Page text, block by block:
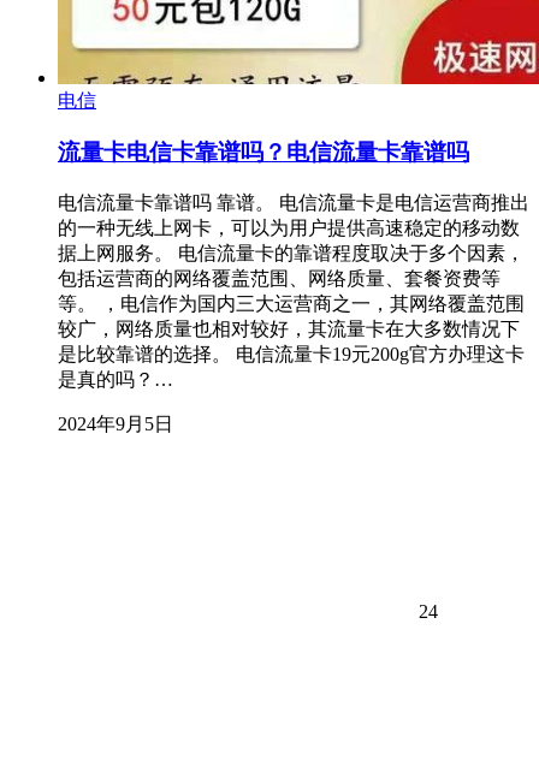
电信
流量卡电信卡靠谱吗？电信流量卡靠谱吗
电信流量卡靠谱吗 靠谱。 电信流量卡是电信运营商推出
的一种无线上网卡，可以为用户提供高速稳定的移动数
据上网服务。 电信流量卡的靠谱程度取决于多个因素，
包括运营商的网络覆盖范围、网络质量、套餐资费等
等。 ，电信作为国内三大运营商之一，其网络覆盖范围
较广，网络质量也相对较好，其流量卡在大多数情况下
是比较靠谱的选择。 电信流量卡19元200g官方办理这卡
是真的吗？…
2024年9月5日
24